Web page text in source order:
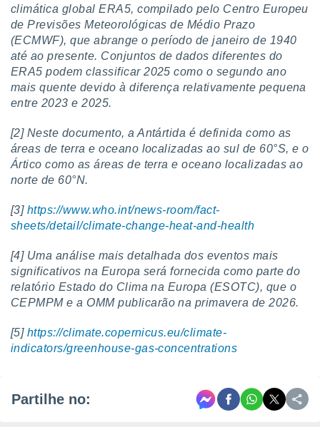
climática global ERA5, compilado pelo Centro Europeu
de Previsões Meteorológicas de Médio Prazo
(ECMWF), que abrange o período de janeiro de 1940
até ao presente. Conjuntos de dados diferentes do
ERA5 podem classificar 2025 como o segundo ano
mais quente devido à diferença relativamente pequena
entre 2023 e 2025.
[2] Neste documento, a Antártida é definida como as
áreas de terra e oceano localizadas ao sul de 60°S, e o
Ártico como as áreas de terra e oceano localizadas ao
norte de 60°N.
[3] https://www.who.int/news-room/fact-
sheets/detail/climate-change-heat-and-health
[4] Uma análise mais detalhada dos eventos mais
significativos na Europa será fornecida como parte do
relatório Estado do Clima na Europa (ESOTC), que o
CEPMPM e a OMM publicarão na primavera de 2026.
[5] https://climate.copernicus.eu/climate-
indicators/greenhouse-gas-concentrations
Partilhe no: